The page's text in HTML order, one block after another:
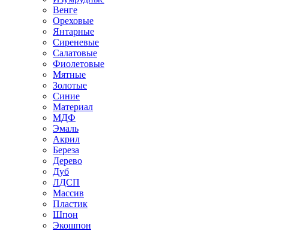
Венге
Ореховые
Янтарные
Сиреневые
Салатовые
Фиолетовые
Мятные
Золотые
Синие
Материал
МДФ
Эмаль
Акрил
Береза
Дерево
Дуб
ЛДСП
Массив
Пластик
Шпон
Экошпон